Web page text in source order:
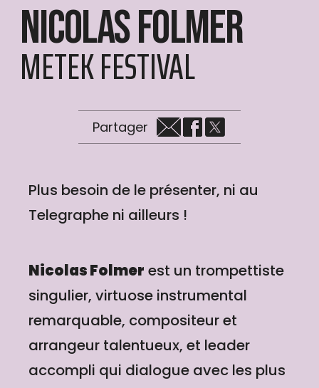
Nicolas Folmer
METEK FESTIVAL
Partager
Plus besoin de le présenter, ni au
Telegraphe ni ailleurs !
Nicolas Folmer est un trompettiste
singulier, virtuose instrumental
remarquable, compositeur et
arrangeur talentueux, et leader
accompli qui dialogue avec les plus